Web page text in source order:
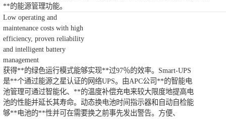
**的能源管理功能。
Low operating and
maintenance costs with high
efficiency, proven reliability
and intelligent battery
management
获得**的绿色运行模式能够实现**过97％的效率。Smart-UPS
是**个通过能源之星认证的网络UPS。由APC公司**的智能电
池管理可通过智能化、**的温度补偿充电来较大限度地提高电
池的性能并延长其寿命。动态换电池时间指示器和自动自检能
够**电池的**性并可在需要换之前事先发出警告。方便、